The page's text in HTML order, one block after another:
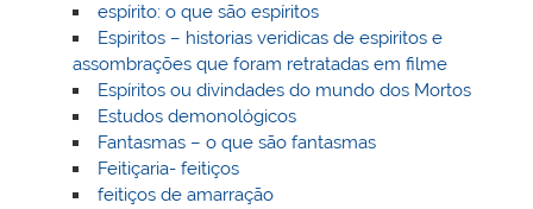
espírito: o que são espíritos
Espiritos – historias veridicas de espiritos e
assombrações que foram retratadas em filme
Espíritos ou divindades do mundo dos Mortos
Estudos demonológicos
Fantasmas – o que são fantasmas
Feitiçaria- feitiços
feitiços de amarração